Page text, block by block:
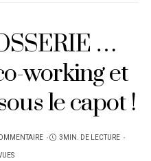
…
working et
le capot !
3MIN. DE LECTURE